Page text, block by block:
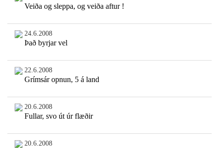
Veiða og sleppa, og veiða aftur !
24.6.2008
Það byrjar vel
22.6.2008
Grímsár opnun, 5 á land
20.6.2008
Fullar, svo út úr flæðir
20.6.2008